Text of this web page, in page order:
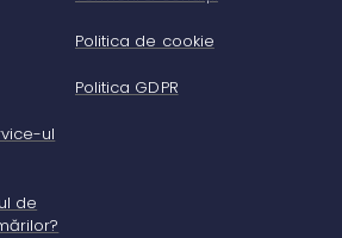
ul
de
Politica de cookie
Politica GDPR